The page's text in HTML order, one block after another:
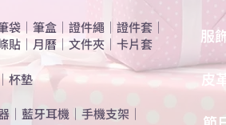
袋 ｜ 筆盒 ｜ 證件繩 ｜ 證件套 ｜
貼 ｜ 月曆 ｜ 文件夾 ｜ 卡片套
｜杯墊
｜ 藍牙耳機 ｜ 手機支架 ｜
服
皮